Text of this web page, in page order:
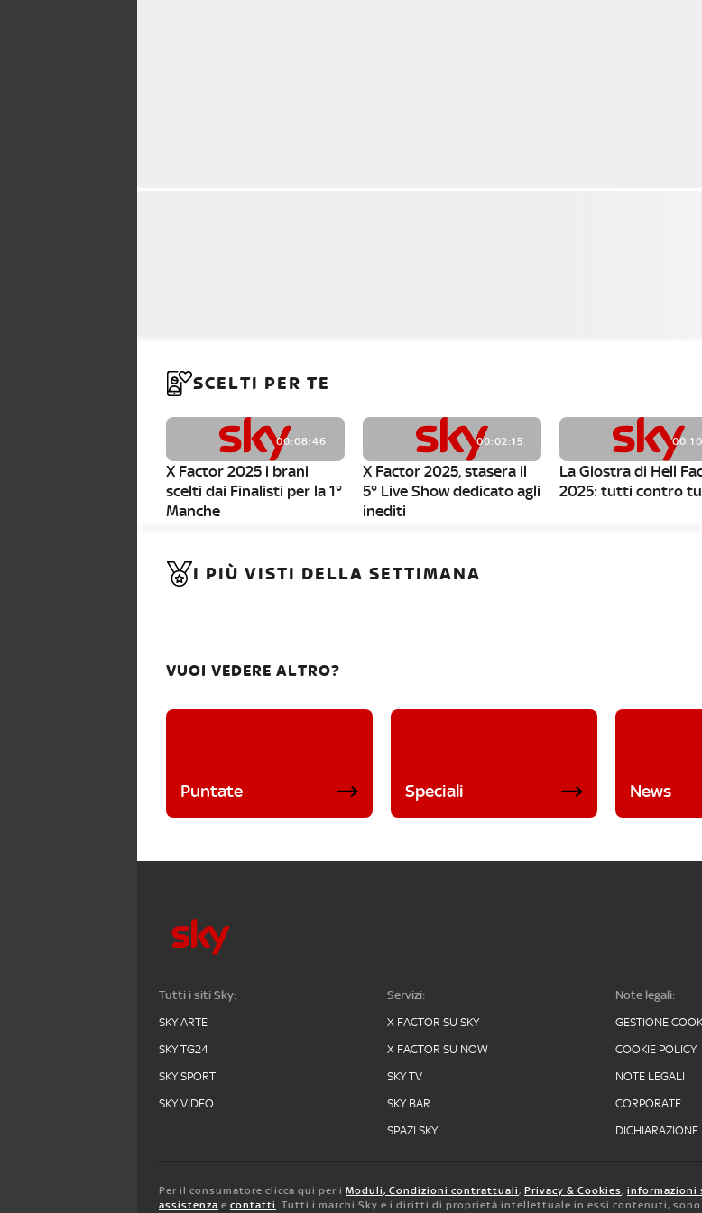
SCELTI PER TE
00:08:46
X Factor 2025 i brani
scelti dai Finalisti per la 1°
Manche
00:02:15
X Factor 2025, stasera il
5° Live Show dedicato agli
inediti
La Giostra di Hell
2025: tutti contro
I PIÙ VISTI DELLA SETTIMANA
VUOI VEDERE ALTRO?
Puntate Speciali News
Tutti i siti Sky:
SKY ARTE
SKY TG24
SKY SPORT
SKY VIDEO
Servizi:
X FACTOR SU SKY
X FACTOR SU NOW
SKY TV
SKY BAR
SPAZI SKY
Note legali:
GESTIONE
COOKIE POLICY
NOTE LEGALI
CORPORATE
DICHIARAZIONE
Per il consumatore clicca qui per i Moduli, Condizioni contrattuali, Privacy & Cookies, informazioni
assistenza e contatti. Tutti i marchi Sky e i diritti di proprietà intellettuale in essi contenuti,